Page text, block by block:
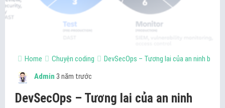
Home Chuyện coding
DevSecOps – Tương lai của an ninh bảo
Admin 3 năm trước
DevSecOps – Tương lai của an ninh